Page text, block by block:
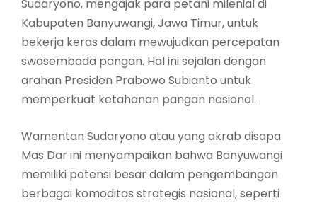
Sudaryono, mengajak para petani milenial di
Kabupaten Banyuwangi, Jawa Timur, untuk
bekerja keras dalam mewujudkan percepatan
swasembada pangan. Hal ini sejalan dengan
arahan Presiden Prabowo Subianto untuk
memperkuat ketahanan pangan nasional.
Wamentan Sudaryono atau yang akrab disapa
Mas Dar ini menyampaikan bahwa Banyuwangi
memiliki potensi besar dalam pengembangan
berbagai komoditas strategis nasional, seperti